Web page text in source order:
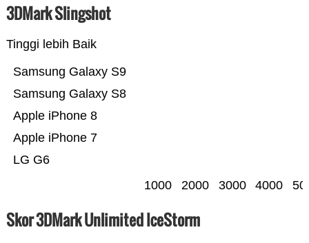
3DMark Slingshot
Tinggi lebih Baik
LG G6
Apple iPhone 7
Apple iPhone 8
Samsung Galaxy S8
Samsung Galaxy S9
1000 2000 3000 4000
Skor 3DMark Unlimited IceStorm